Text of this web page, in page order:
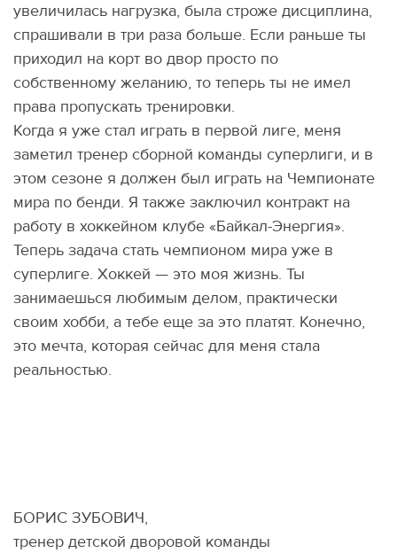
увеличилась нагрузка, была строже дисциплина,
спрашивали в три раза больше. Если раньше ты
приходил на корт во двор просто по
собственному желанию, то теперь ты не имел
права пропускать тренировки.
Когда я уже стал играть в первой лиге, меня
заметил тренер сборной команды суперлиги, и в
этом сезоне я должен был играть на Чемпионате
мира по бенди. Я также заключил контракт на
работу в хоккейном клубе «Байкал-Энергия».
Теперь задача стать чемпионом мира уже в
суперлиге. Хоккей — это моя жизнь. Ты
занимаешься любимым делом, практически
своим хобби, а тебе еще за это платят. Конечно,
это мечта, которая сейчас для меня стала
реальностью.
БОРИС ЗУБОВИЧ,
тренер детской дворовой команды